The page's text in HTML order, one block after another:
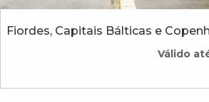
Fiordes, Capitais Bálticas e
Válido